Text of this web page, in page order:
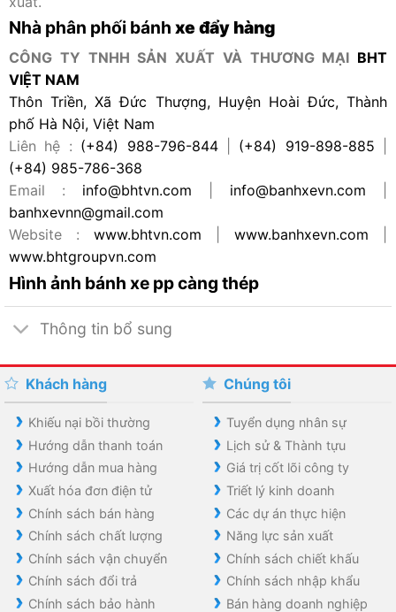
Nhà phân phối bánh xe đẩy hàng
CÔNG TY TNHH SẢN XUẤT VÀ THƯƠNG MẠI BHT
VIỆT NAM
Thôn Triền, Xã Đức Thượng, Huyện Hoài Đức, Thành
phố Hà Nội, Việt Nam
Liên hệ : (+84) 988-796-844| (+84) 919-898-885
(+84) 985-786-368
Email : info@bhtvn.com info@banhxevn.com
banhxevnn@gmail.com
Website : www.bhtvn.com www.banhxevn.com
www.bhtgroupvn.com
Hình ảnh bánh xe pp càng thép
Thông tin bổ sung
Khách hàng
Khiếu nại bồi thường
Hướng dẫn thanh toán
Hướng dẫn mua hàng
Xuất hóa đơn điện tử
Chính sách bán hàng
Chính sách chất lượng
Chính sách vận chuyển
Chính sách đổi trả
Chính sách bảo hành
Chúng tôi
Tuyển dụng nhân sự
Lịch sử & Thành tựu
Giá trị cốt lõi công ty
Triết lý kinh doanh
Các dự án thực hiện
Năng lực sản xuất
Chính sách chiết khấu
Chính sách nhập khẩu
Bán hàng doanh nghiệp